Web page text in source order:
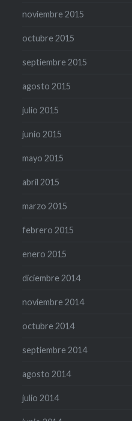
noviembre 2015
octubre 2015
septiembre 2015
agosto 2015
julio 2015
junio 2015
mayo 2015
abril 2015
marzo 2015
febrero 2015
enero 2015
diciembre 2014
noviembre 2014
octubre 2014
septiembre 2014
agosto 2014
julio 2014